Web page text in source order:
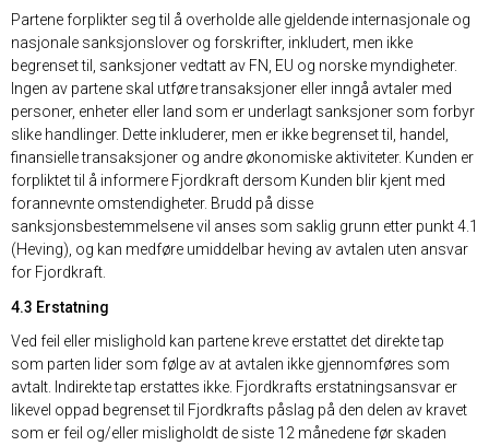
Partene forplikter seg til å overholde alle gjeldende internasjonale og
nasjonale sanksjonslover og forskrifter, inkludert, men ikke
begrenset til, sanksjoner vedtatt av FN, EU og norske myndigheter.
Ingen av partene skal utføre transaksjoner eller inngå avtaler med
personer, enheter eller land som er underlagt sanksjoner som forbyr
slike handlinger. Dette inkluderer, men er ikke begrenset til, handel,
finansielle transaksjoner og andre økonomiske aktiviteter. Kunden er
forpliktet til å informere Fjordkraft dersom Kunden blir kjent med
forannevnte omstendigheter. Brudd på disse
sanksjonsbestemmelsene vil anses som saklig grunn etter punkt 4.1
(Heving), og kan medføre umiddelbar heving av avtalen uten ansvar
for Fjordkraft.
4.3 Erstatning
Ved feil eller mislighold kan partene kreve erstattet det direkte tap
som parten lider som følge av at avtalen ikke gjennomføres som
avtalt. Indirekte tap erstattes ikke. Fjordkrafts erstatningsansvar er
likevel oppad begrenset til Fjordkrafts påslag på den delen av kravet
som er feil og/eller misligholdt de siste 12 månedene før skaden